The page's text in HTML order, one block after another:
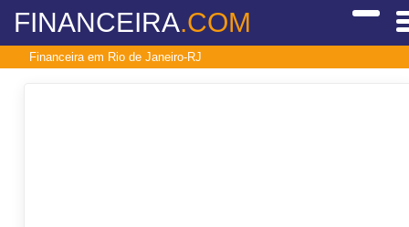
FINANCEIRA.COM
Financeira em Rio de Janeiro-RJ